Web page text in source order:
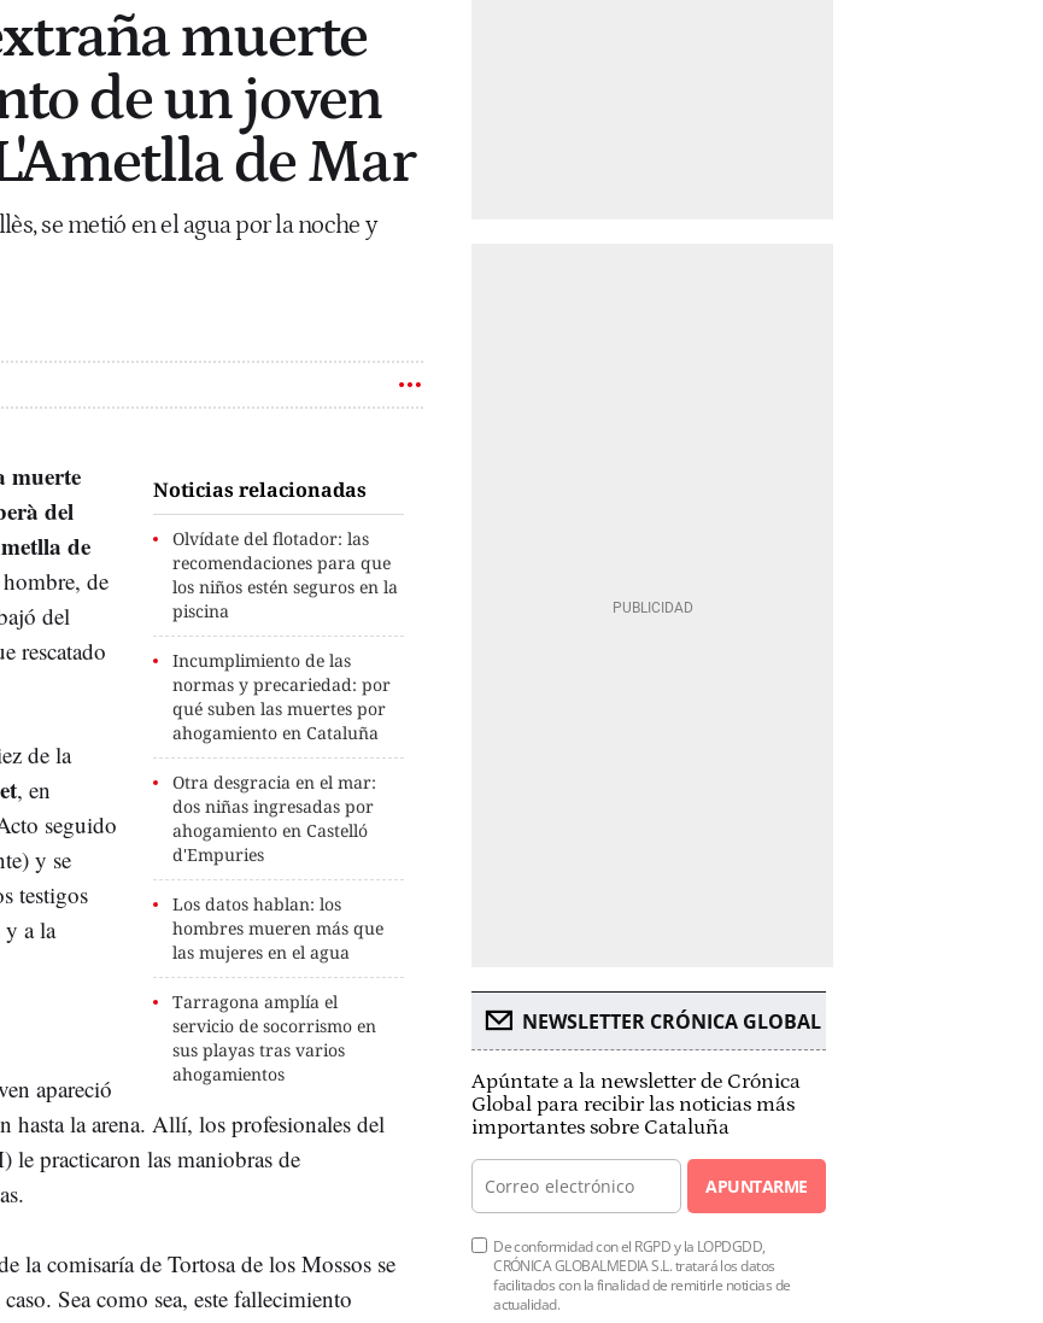
muerte
de un joven
de Mar
se metió en el agua por la noche y
Noticias relacionadas
Olvídate del flotador: las
recomendaciones para que
los niños estén seguros en la
piscina
Incumplimiento de las
normas y precariedad: por
qué suben las muertes por
ahogamiento en Cataluña
Otra desgracia en el mar:
dos niñas ingresadas por
ahogamiento en Castelló
d'Empuries
Los datos hablan: los
hombres mueren más que
las mujeres en el agua
Tarragona amplía el
servicio de socorrismo en
sus playas tras varios
ahogamientos
muerte
del
de
de
del
rescatado
de la
, en
seguido
y se
testigos
y a la
apareció
hasta la arena. Allí, los profesionales del
le practicaron las maniobras de
la comisaría de Tortosa de los Mossos se
Sea como sea, este fallecimiento
NEWSLETTER CRÓNICA GLOBAL
Apúntate a la newsletter de Crónica
Global para recibir las noticias más
importantes sobre Cataluña
APUNTARME
De conformidad con el RGPD y la LOPDGDD,
CRÓNICA GLOBALMEDIA S.L. tratará los datos
facilitados con la finalidad de remitirle noticias de
actualidad.